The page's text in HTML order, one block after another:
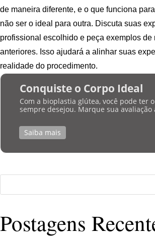
de maneira diferente, e o que funciona
não ser o ideal para outra. Discuta suas
profissional escolhido e peça exemplos de
anteriores. Isso ajudará a alinhar suas
realidade do procedimento.
Conquiste o Corpo Ideal
Com a bioplastia glútea, você pode ter
sempre desejou. Marque sua avaliação
Saiba mais
Postagens